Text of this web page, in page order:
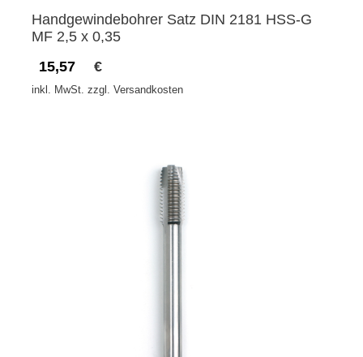
Handgewindebohrer Satz DIN 2181 HSS-G
MF 2,5 x 0,35
15,57
€
inkl. MwSt. zzgl. Versandkosten